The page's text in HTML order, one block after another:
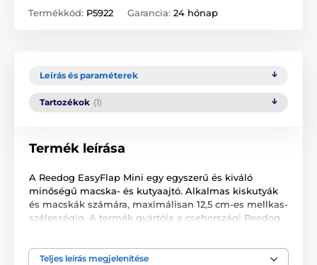
Termékkód: P5922 Garancia: 24 hónap
Leírás és paraméterek
Tartozékok (1)
Termék leírása
A Reedog EasyFlap Mini egy egyszerű és kiváló
minőségű macska- és kutyaajtó. Alkalmas kiskutyák
és macskák számára, maximálisan 12,5 cm-es mellkas-
szélességig. A termék gyártója a csehországi Reedog
szerelése nagyon egyszerű. Felszerelhető bármilyen
Teljes leírás megjelenítése